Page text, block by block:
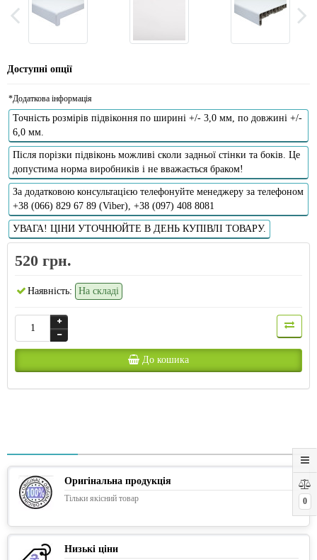
0
Доступні опції
*Додаткова інформація
Точність розмірів підвіконня по ширині +/- 3,0 мм, по довжині +/-
6,0 мм.
Після порізки підвіконь можливі сколи задньої стінки та боків. Це
допустима норма виробників і не вважається браком!
За додатковою консультацією телефонуйте менеджеру за телефоном
+38 (066) 829 67 89 (Viber), +38 (097) 408 8081
УВАГА! ЦІНИ УТОЧНЮЙТЕ В ДЕНЬ КУПІВЛІ ТОВАРУ.
520 грн.
Наявність: На складі
До кошика
Оригінальна продукція
Тільки якісний товар
Низькі ціни